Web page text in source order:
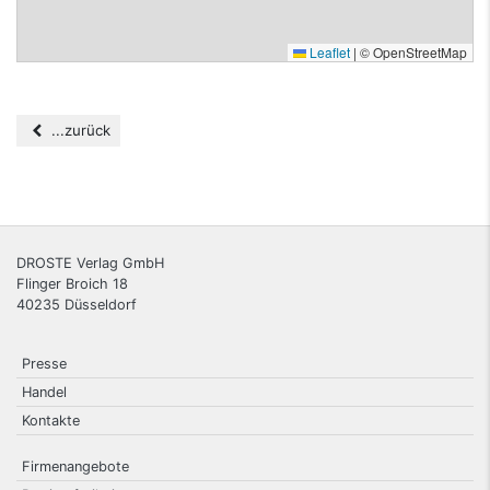
Leaflet | © OpenStreetMap
...zurück
DROSTE Verlag GmbH
Flinger Broich 18
40235 Düsseldorf
Presse
Handel
Kontakte
Firmenangebote